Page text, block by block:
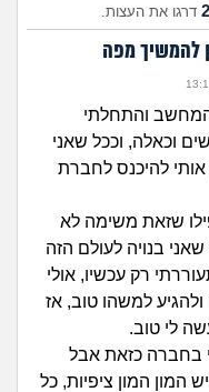
שעוררו עניין
חדשות
כאן?
זוגיות
היריון ולידה
שאלות
| התחברות
דרגו את העצות.
להמשיך מפה
והתחלתי
וכאלה, וככל שאני
להיכנס לחברת
שזאת משימה לא
בנויה לעולם הזה
רק עכשיו, אולי
למשהו טוב, אז
לי טוב.
בחברה כזאת אבל
המון המון ציפיות, כל